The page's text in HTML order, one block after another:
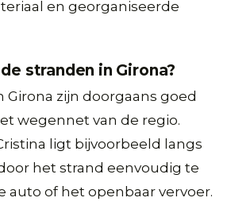
en georganiseerde
stranden in Girona?
Girona zijn doorgaans goed
wegennet van de regio.
ligt bijvoorbeeld langs
het strand eenvoudig te
auto of het openbaar vervoer.